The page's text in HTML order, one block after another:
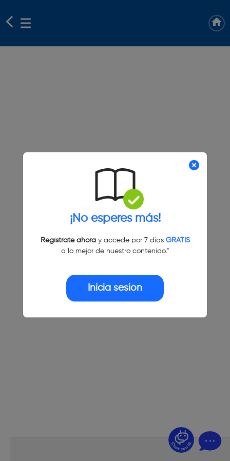
¡No esperes más!
Regístrate ahoray accede por 7 días GRATIS
a lo mejor de nuestro contenido."
Inicia sesión